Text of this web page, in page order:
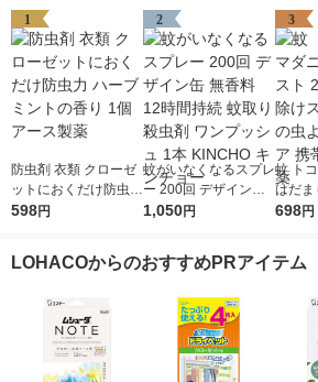
1
防虫剤 衣類 クローゼ
ットにおくだけ防虫力
ハーブミントの香り 1
598円
2
蚊がいなくなるスプレ
ー 200回 デザイン缶
無香料 12時間持続 蚊
ンチョー
1,050円
3
蚊 ト
はだま
mL 1
製薬
698円
LOHACOからのおすすめPRアイテム